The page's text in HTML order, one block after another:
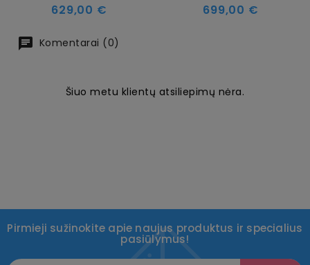
Kaina
629,00 € Kaina
699,00 €
Komentarai (0)
Šiuo metu klientų atsiliepimų nėra.
Pirmieji sužinokite apie naujus produktus ir specialius
pasiūlymus!